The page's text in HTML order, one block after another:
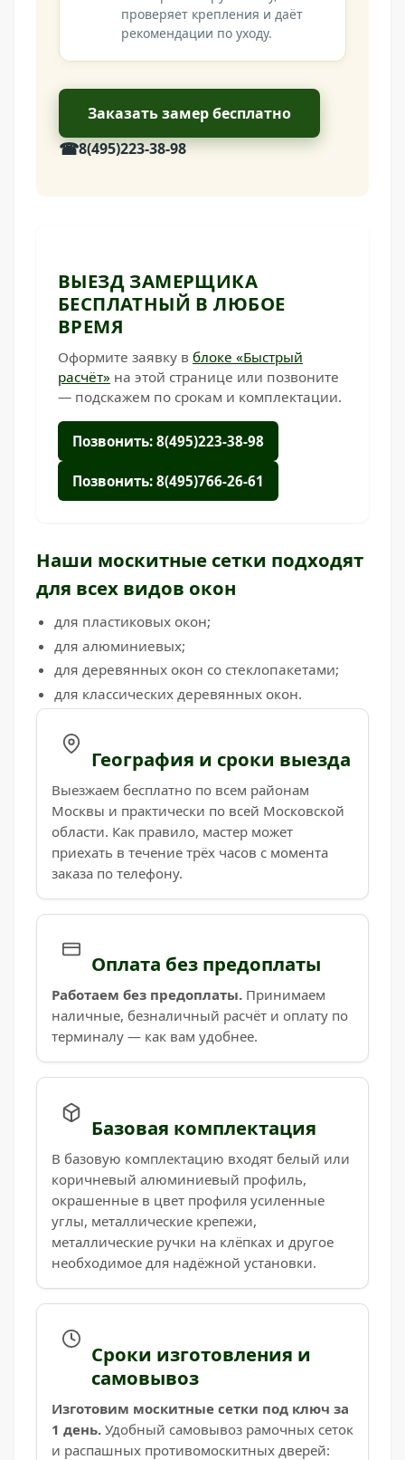
проверяет крепления и даёт
рекомендации по уходу.
Заказать замер бесплатно
☎8(495)223-38-98
ВЫЕЗД ЗАМЕРЩИКА
БЕСПЛАТНЫЙ В ЛЮБОЕ
ВРЕМЯ
Оформите заявку в блоке «Быстрый
расчёт» на этой странице или позвоните
— подскажем по срокам и комплектации.
Позвонить: 8(495)223-38-98
Позвонить: 8(495)766-26-61
Наши москитные сетки подходят
для всех видов окон
для пластиковых окон;
для алюминиевых;
для деревянных окон со стеклопакетами;
для классических деревянных окон.
География и сроки выезда
Выезжаем бесплатно по всем районам
Москвы и практически по всей Московской
области. Как правило, мастер может
приехать в течение трёх часов с момента
заказа по телефону.
Оплата без предоплаты
Работаем без предоплаты. Принимаем
наличные, безналичный расчёт и оплату по
терминалу — как вам удобнее.
Базовая комплектация
В базовую комплектацию входят белый или
коричневый алюминиевый профиль,
окрашенные в цвет профиля усиленные
углы, металлические крепежи,
металлические ручки на клёпках и другое
необходимое для надёжной установки.
Сроки изготовления и
самовывоз
Изготовим москитные сетки под ключ за
1 день. Удобный самовывоз рамочных сеток
и распашных противомоскитных дверей: